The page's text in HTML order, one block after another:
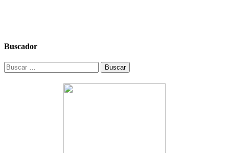
Buscador
Buscar: